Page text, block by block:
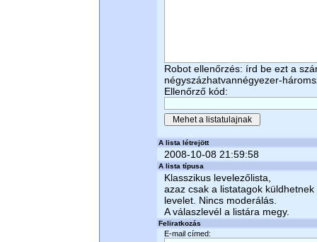
Robot ellenőrzés: írd be ezt a
négyszázhatvannégyezer-
Ellenőrző kód:
A lista létrejött
2008-10-08 21:59:58
A lista típusa
Klasszikus levelezőlista,
azaz csak a listatagok küldhetnek
levelet. Nincs moderálás.
A válaszlevél a listára megy.
Feliratkozás
E-mail címed: